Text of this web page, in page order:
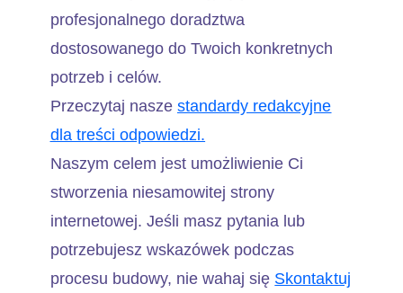
profesjonalnego doradztwa
dostosowanego do Twoich konkretnych
potrzeb i celów.
Przeczytaj nasze standardy redakcyjne
dla treści odpowiedzi.
Naszym celem jest umożliwienie Ci
stworzenia niesamowitej strony
internetowej. Jeśli masz pytania lub
potrzebujesz wskazówek podczas
procesu budowy, nie wahaj się Skontaktuj